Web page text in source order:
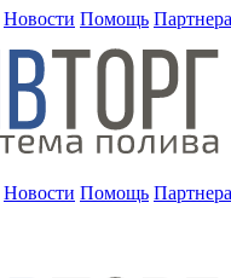
Новости Помощь
Новости Помощь